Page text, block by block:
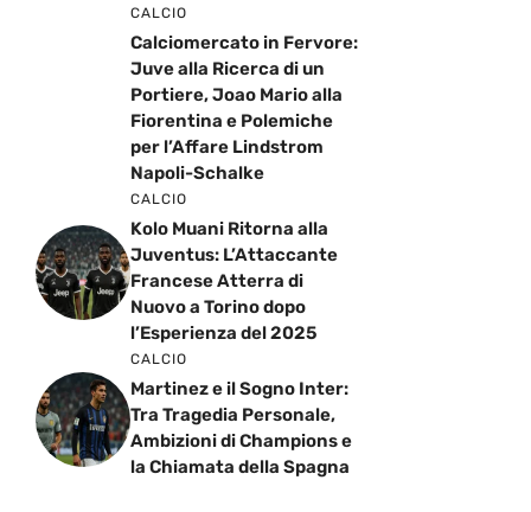
CALCIO
Calciomercato in Fervore:
Juve alla Ricerca di un
Portiere, Joao Mario alla
Fiorentina e Polemiche
per l’Affare Lindstrom
Napoli-Schalke
CALCIO
Kolo Muani Ritorna alla
Juventus: L’Attaccante
Francese Atterra di
Nuovo a Torino dopo
l’Esperienza del 2025
CALCIO
Martinez e il Sogno Inter:
Tra Tragedia Personale,
Ambizioni di Champions e
la Chiamata della Spagna